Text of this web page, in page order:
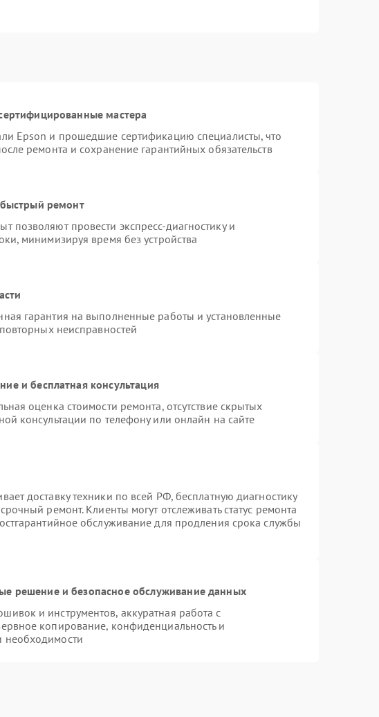
мастера
Epson и прошедшие сертификацию специалисты, что
ремонта и сохранение гарантийных обязательств
быстрый ремонт
позволяют провести экспресс-диагностику и
минимизируя время без устройства
гарантия на выполненные работы и установленные
неисправностей
и бесплатная консультация
оценка стоимости ремонта, отсутствие скрытых
консультации по телефону или онлайн на сайте
доставку техники по всей РФ, бесплатную диагностику
ремонт. Клиенты могут отслеживать статус ремонта
обслуживание для продления срока службы
решение и безопасное обслуживание данных
и инструментов, аккуратная работа с
копирование, конфиденциальность и
необходимости